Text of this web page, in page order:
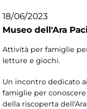
18/06/2023
Museo dell'Ara
Attività per famiglie
letture e giochi.
Un incontro dedicato
famiglie per
della riscoperta